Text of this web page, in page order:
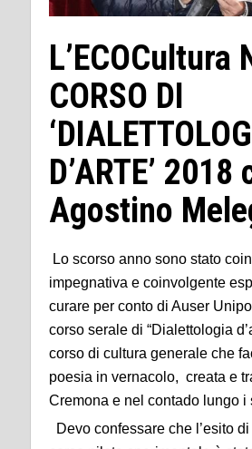
L’ECOCultura
CORSO DI
D’ARTE’ 2018
Agostino
Lo scorso anno sono stato
impegnativa e coinvolgente
curare per conto di Auser
corso serale di “Dialettologia
corso di cultura generale che
poesia in vernacolo, creata e
Cremona e nel contado lungo i
Devo confessare che l’esito